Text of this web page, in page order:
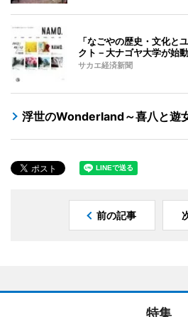
「なごやの歴史・文化と
クト－大ナゴヤ大学が始
サカエ経済新聞
浮世のWonderland～喜八と遊
前の記事
特集